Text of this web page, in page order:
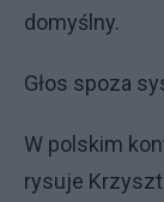
domyślny.
Głos spoza
W polskim
rysuje